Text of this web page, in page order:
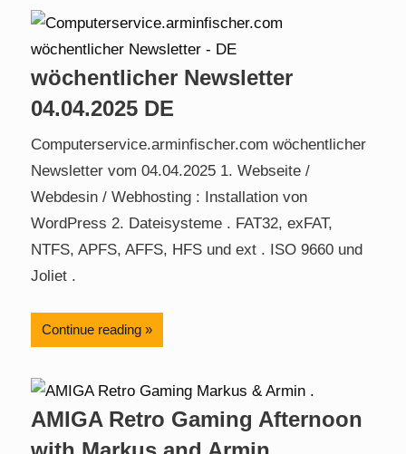
wöchentlicher Newsletter
04.04.2025 DE
Computerservice.arminfischer.com wöchentlicher
Newsletter vom 04.04.2025 1. Webseite /
Webdesin / Webhosting : Installation von
WordPress 2. Dateisysteme . FAT32, exFAT,
NTFS, APFS, AFFS, HFS und ext . ISO 9660 und
Joliet .
Continue reading
AMIGA Retro Gaming Afternoon